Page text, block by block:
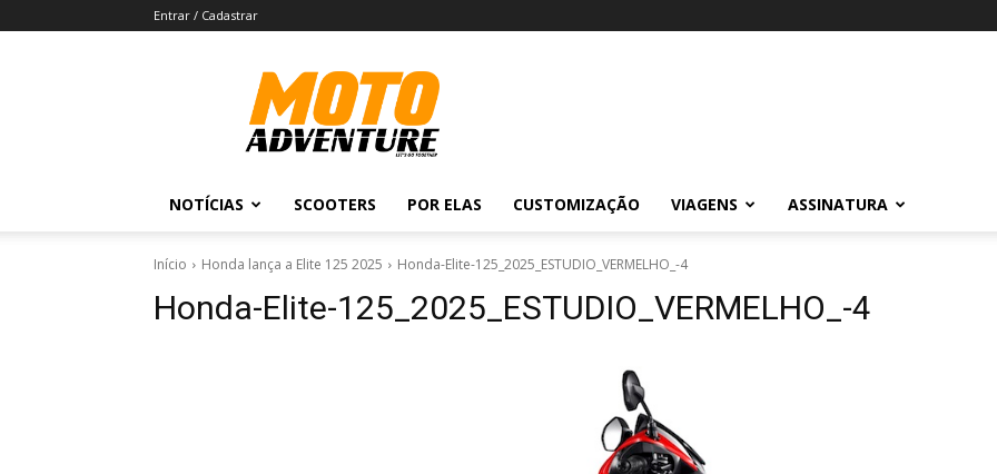
Entrar / Cadastrar
Revista
Moto
Adventure
NOTÍCIAS SCOOTERS POR ELAS CUSTOMIZAÇÃO VIAGENS ASSINATURA
Início Honda lança a Elite 125 2025 Honda-Elite-125_2025_ESTUDIO_VERMELHO_-4
Honda-Elite-125_2025_ESTUDIO_VERMELHO_-4